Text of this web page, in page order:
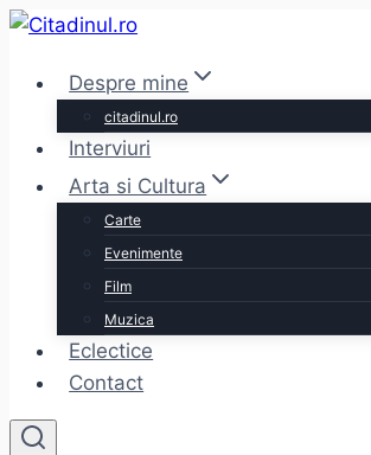
Skip
contentDespre mine
citadinul.ro
Interviuri
Arta si Cultura
Carte
Evenimente
Film
Muzica
Eclectice
Contact